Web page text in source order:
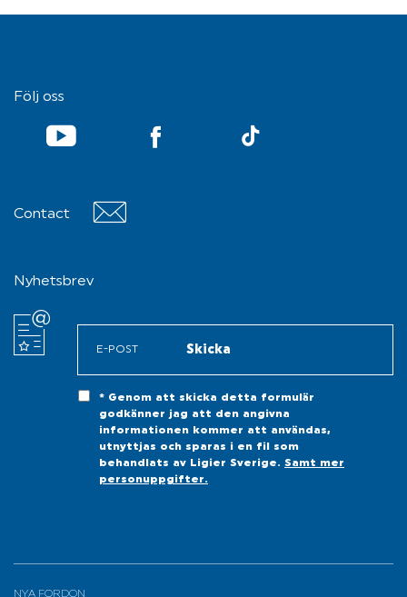
Följ oss
YouTube
Contact
Nyhetsbrev
* Genom att skicka detta formulär
godkänner jag att den angivna
informationen kommer att användas,
utnyttjas och sparas i en fil som
behandlats av Ligier Sverige. Samt mer
personuppgifter.
NYA FORDON